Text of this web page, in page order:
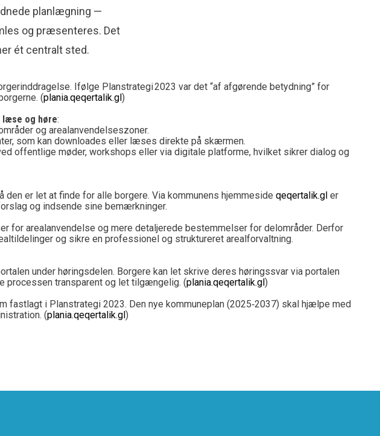
planlægning —
og præsenteres. Det
ét centralt sted.
Ifølge Planstrategi 2023 var det “af afgørende betydning” for
(plania.qeqertalik.gl)
læse og høre:
og arealanvendelseszoner.
som kan downloades eller læses direkte på skærmen.
offentlige møder, workshops eller via digitale platforme, hvilket sikrer dialog og
den er let at finde for alle borgere. Via kommunens hjemmeside qeqertalik.gl er
og indsende sine bemærkninger.
for arealanvendelse og mere detaljerede bestemmelser for delområder. Derfor
og sikre en professionel og struktureret arealforvaltning.
under høringsdelen. Borgere kan let skrive deres høringssvar via portalen
processen transparent og let tilgængelig. (plania.qeqertalik.gl)
i Planstrategi 2023. Den nye kommuneplan (2025‑2037) skal hjælpe med
(plania.qeqertalik.gl)